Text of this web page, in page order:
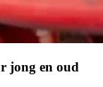
jong en oud